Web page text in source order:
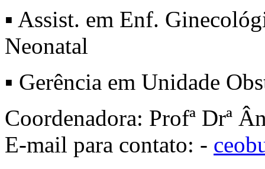
▪ Assist. em Enf.
Neonatal
▪ Gerência em Unidade
Coordenadora: Profª Drª
E-mail para contato: -